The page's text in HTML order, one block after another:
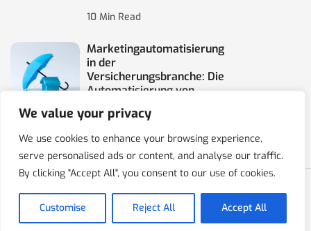
We value your privacy
We use cookies to enhance your browsing experience,
serve personalised ads or content, and analyse our traffic.
By clicking "Accept All", you consent to our use of cookies.
Customise Reject All Accept All
10 Min Read
Marketingautomatisierung
in der
Versicherungsbranche: Die
Automatisierung von
10 Min Read
Copyright © 2020-2025 IPresso S.A. Marketing Automation
Datenschutzbestimmungen